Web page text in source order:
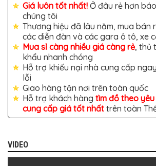
ĐỒ
CHƠI
XE
MÁY
DÁN
DECAL
Ô
TÔ
ISUZU
BỌC
GHẾ
TÔ
PHỤ
Giá luôn tốt nhất! Ở đâu rẻ hơn
chúng tôi
Thương hiệu đã lâu năm, mua bán
các diễn đàn và các gara ô tô, xe
Mua sỉ càng nhiều giá càng rẻ, thủ
khẩu nhanh chóng
Hỗ trợ khiếu nại nhà cung cấp
lỗi
Giao hàng tận nơi trên toàn quốc
Hỗ trợ khách hàng tìm đồ theo
cung cấp giá tốt nhất trên toàn
VIDEO